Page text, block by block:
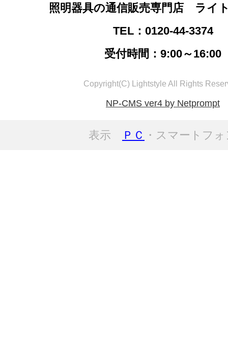
照明器具の通信販売専門店 ライ
TEL：0120-44-3374
受付時間：9:00～16:00
Copyright(C) Lightstyle All Rights
NP-CMS ver4 by Netprompt
表示 ＰＣ ・スマートフ